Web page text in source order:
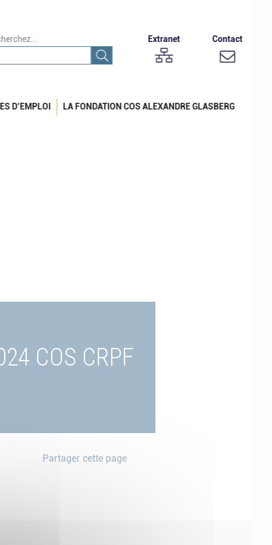
Extranet Contact
D’EMPLOI LA FONDATION COS ALEXANDRE GLASBERG
COS CRPF
Partager cette page